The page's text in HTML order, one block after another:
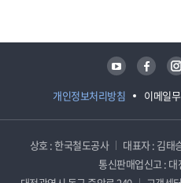
개인정보처리방침 이메일
유튜브 페이스북 인스타그램
상호 : 한국철도공사 대표자 : 김태
통신판매업신고 :